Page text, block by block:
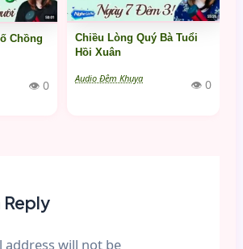
Chồng
👁 0
Chiều Lòng Quý Bà Tuổi
Hồi Xuân
Audio Đêm Khuya 👁 0
Reply
address will not be